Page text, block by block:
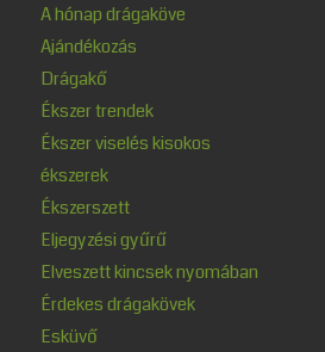
A hónap drágaköve
Ajándékozás
Drágakő
Ékszer trendek
Ékszer viselés kisokos
ékszerek
Ékszerszett
Eljegyzési gyűrű
Elveszett kincsek nyomában
Érdekes drágakövek
Esküvő